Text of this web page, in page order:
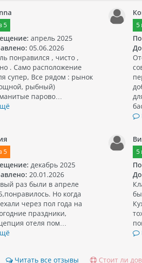
5
апрель 2025
05.06.2026
понравился , чисто ,
. Само расположение
супер, Все рядом : рынок
рыбный)
парово…
5
5
декабрь 2025
20.01.2026
раз были в апреле
Но когда
через пол года на
праздники,
отеля пом…
5
Читать все отзывы Стоит ли